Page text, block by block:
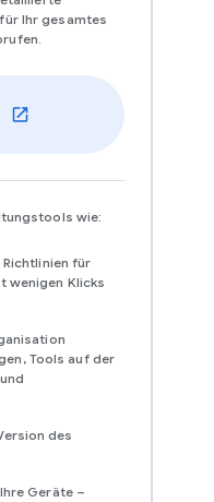
Ihr gesamtes
wie:
für
wenigen Klicks
Tools auf der
des
Geräte –